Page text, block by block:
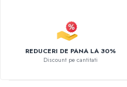
REDUCERI DE PANA LA 30%
Discount pe cantitati